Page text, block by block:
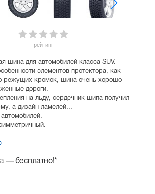
рейтинг
шина для автомобилей класса SUV.
элементов протектора, как
режущих кромок, шина очень хорошо
дороги.
на льду, сердечник шипа получил
а дизайн ламелей...
— бесплатно!*